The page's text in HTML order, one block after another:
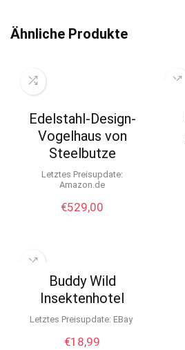
Ähnliche Produkte
Edelstahl-Design-
Vogelhaus von
Steelbutze
Letztes Preisupdate:
Amazon.de
€529,00
Buddy Wild
Insektenhotel
Letztes Preisupdate: eBay
€18,99